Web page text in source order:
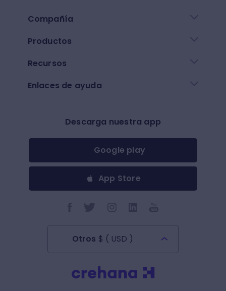
Compañía
Productos
Recursos
Enlaces de ayuda
Descarga nuestra app
Google play
App Store
Otros $ ( USD )